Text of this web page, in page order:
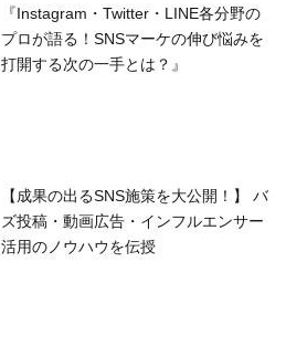
『Instagram・Twitter・LINE各分野の
プロが語る！SNSマーケの伸び悩みを
打開する次の一手とは？』
【成果の出るSNS施策を大公開！】 バ
ズ投稿・動画広告・インフルエンサー
活用のノウハウを伝授